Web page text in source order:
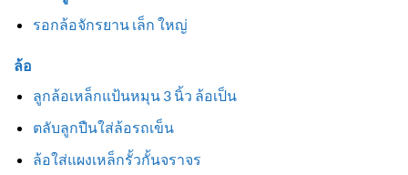
รอกล้อจักรยาน เล็ก ใหญ่
ล้อ
ลูกล้อเหล็กแป้นหมุน 3 นิ้ว ล้อเป็น
ตลับลูกปืนใส่ล้อรถเข็น
ล้อใส่แผงเหล็กรั้วกั้นจราจร